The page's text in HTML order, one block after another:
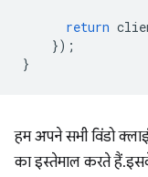
return
});
}
हम अपने सभी विंडो
का इस्तेमाल करते हैं.